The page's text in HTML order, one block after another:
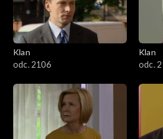
Klan
odc. 2106
Klan
odc.